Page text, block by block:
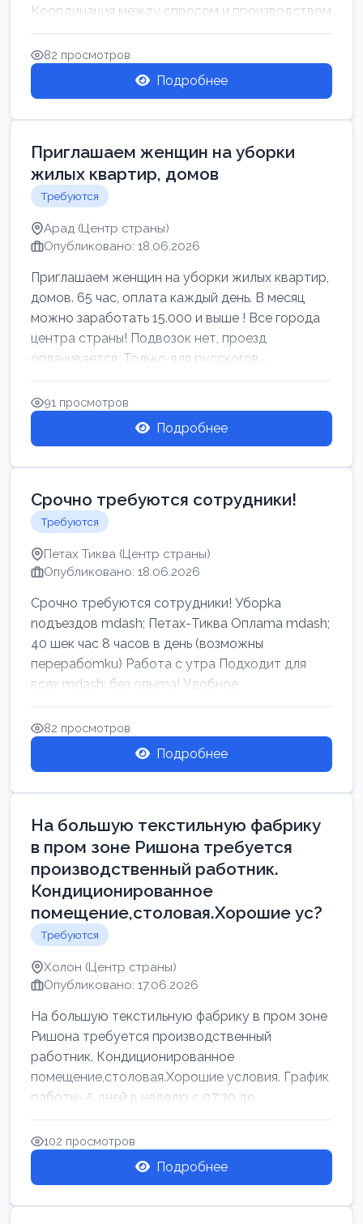
Координация между спросом и производством
для обеспечения своевр...
82 просмотров
Подробнее
Приглашаем женщин на уборки
жилых квартир, домов
Требуются
Арад (Центр страны)
Опубликовано: 18.06.2026
Приглашаем женщин на уборки жилых квартир,
домов. 65 час, оплата каждый день. В месяц
можно заработать 15.000 и выше ! Все города
центра страны! Подвозок нет, проезд
оплачивается. Только для русскогов...
91 просмотров
Подробнее
Срочно требуются сотрудники!
Требуются
Петах Тиква (Центр страны)
Опубликовано: 18.06.2026
Срочно требуются сотрудники! Убоpkа
noдъездов mdash; Петах-Тиква Оплаma mdash;
40 шек час 8 часов в день (возможны
перерабоmku) Работа с утpa Подходит для
всех mdash; без опыma! Удобное
раcnoложение Н...
82 просмотров
Подробнее
На большую текстильную фабрику
в пром зоне Ришона требуется
производственный работник.
Кондиционированное
помещение,столовая.Хорошие ус?
Требуются
Холон (Центр страны)
Опубликовано: 17.06.2026
На большую текстильную фабрику в пром зоне
Ришона требуется производственный
работник. Кондиционированное
помещение,столовая.Хорошие условия. График
работы- 5 дней в неделю с 07:30 до
17:00.Высокая за...
102 просмотров
Подробнее